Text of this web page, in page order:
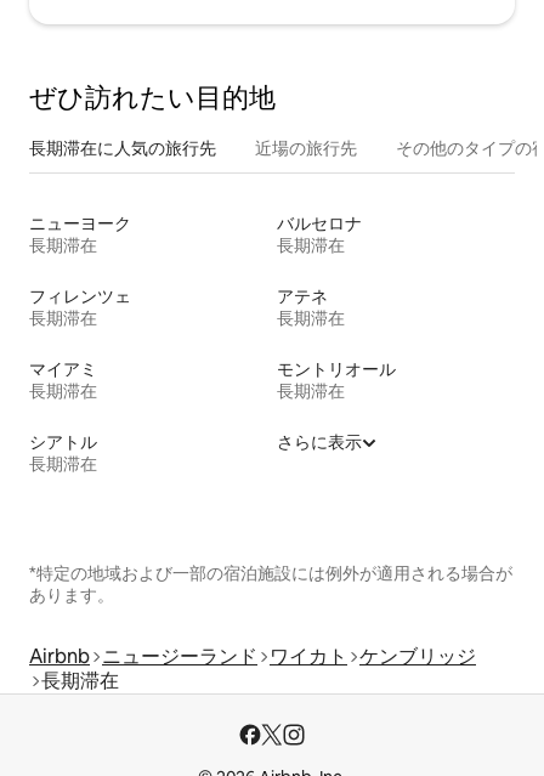
ぜひ訪⁠れ⁠た⁠い目⁠的⁠地
長期滞在に人気の旅行先 近場の旅行先 その他のタ⁠イ⁠プ⁠の
ニューヨーク
長期滞在
バルセロナ
長期滞在
フィレンツェ
長期滞在
アテネ
長期滞在
マイアミ
長期滞在
モントリオール
長期滞在
シアトル
長期滞在
さらに表示
*特定の地域および一部の宿泊施設には例外が適用される場合が
あります。
Airbnb ニュージーランド ワイカト
ケンブリッジ
長期滞在